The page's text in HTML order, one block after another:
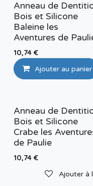
Anneau de
Bois et Silicone
Baleine les
Aventures de
10,74 €
Ajouter au panier
Anneau de
Bois et Silicone
Crabe les
de Paulie
10,74 €
Ajouter à